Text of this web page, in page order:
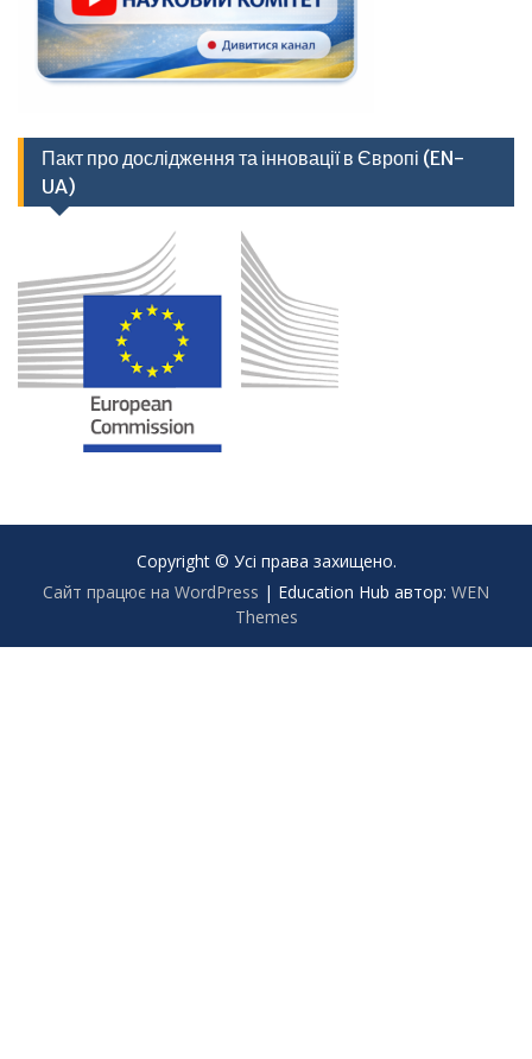
Пакт про дослідження та інновації в Європі (EN-
UA)
Copyright © Усі права захищено.
Сайт працює на WordPress | Education Hub автор: WEN
Themes